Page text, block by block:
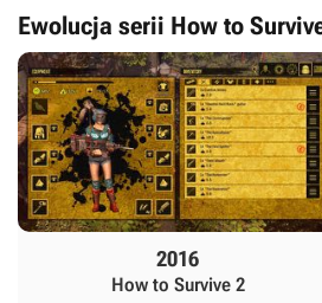
Ewolucja serii How to
2016
How to Survive 2